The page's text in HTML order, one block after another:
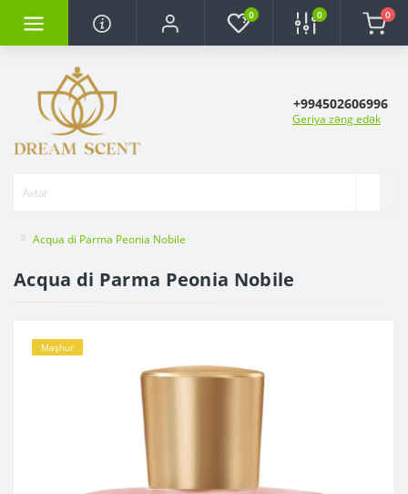
0 0 0
+994502606996
Geriya zəng edək
Acqua di Parma Peonia Nobile
Acqua di Parma Peonia Nobile
Məşhur